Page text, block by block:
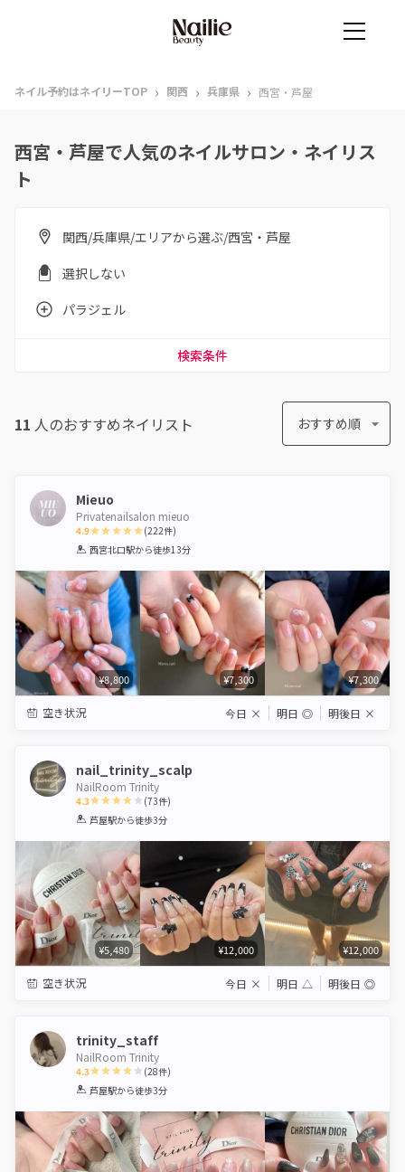
ネイル予約はネイリーTOP › 関西 › 兵庫県 › 西宮・芦屋
西宮・芦屋で人気のネイルサロン・ネイリス
ト
関西/兵庫県/エリアから選ぶ/西宮・芦屋
選択しない
パラジェル
検索条件
11 人のおすすめネイリスト おすすめ順
Mieuo
Privatenailsalon mieuo
4.9
1 2 3 4 5
(222件)
西宮北口駅から徒歩13分
¥8,800 ¥7,300 ¥7,300
空き状況 今日 × 明日 ◎ 明後日 ×
nail_trinity_scalp
NailRoom Trinity
4.3
1 2 3 4 5
(73件)
芦屋駅から徒歩3分
¥5,480 ¥12,000 ¥12,000
空き状況 今日 × 明日 △ 明後日 ◎
trinity_staff
NailRoom Trinity
4.3
1 2 3 4 5
(28件)
芦屋駅から徒歩3分